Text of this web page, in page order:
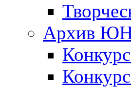
Архив